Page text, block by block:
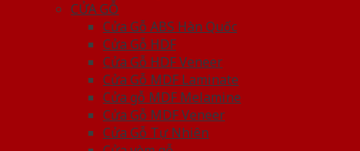
CỬA GỖ
Cửa Gỗ ABS Hàn Quốc
Cửa Gỗ HDF
Cửa Gỗ HDF Veneer
Cửa Gỗ MDF Laminate
Cửa gỗ MDF Melamine
Cửa Gỗ MDF Veneer
Cửa Gỗ Tự Nhiên